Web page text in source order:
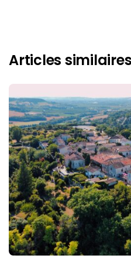
Articles similaires